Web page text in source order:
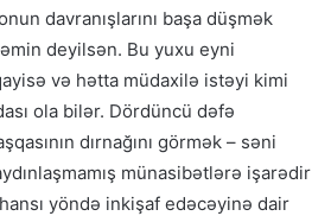
davranışlarını başa düşmək
deyilsən. Bu yuxu eyni
və hətta müdaxilə istəyi kimi
ola bilər. Dördüncü dəfə
dırnağını görmək – səni
münasibətlərə işarədir
yöndə inkişaf edəcəyinə dair